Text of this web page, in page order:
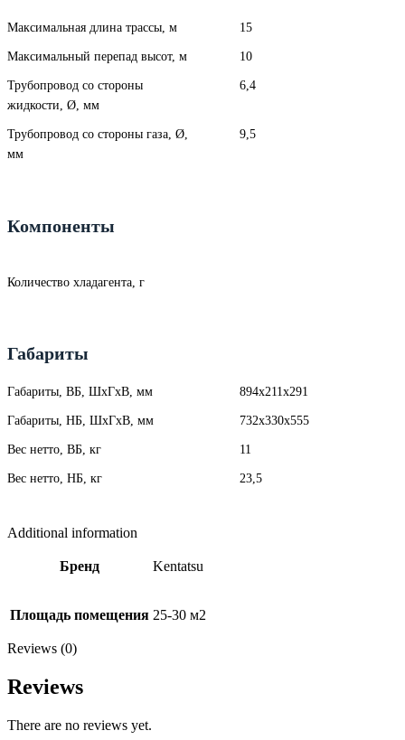
Максимальная длина трассы, м 15
Максимальный перепад высот, м 10
Трубопровод со стороны
жидкости, Ø, мм
6,4
Трубопровод со стороны газа, Ø,
мм
9,5
Компоненты
Количество хладагента, г
Габариты
Габариты, ВБ, ШхГхВ, мм 894x211x291
Габариты, НБ, ШхГхВ, мм 732x330x555
Вес нетто, ВБ, кг 11
Вес нетто, НБ, кг 23,5
Additional information
Бренд Kentatsu
Площадь помещения 25-30 м2
Reviews (0)
Reviews
There are no reviews yet.